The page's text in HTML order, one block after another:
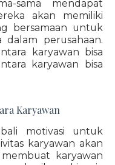
sama mendapat
akan memiliki
bersamaan untuk
perusahaan.
karyawan bisa
karyawan bisa
Karyawan
motivasi untuk
karyawan akan
karyawan